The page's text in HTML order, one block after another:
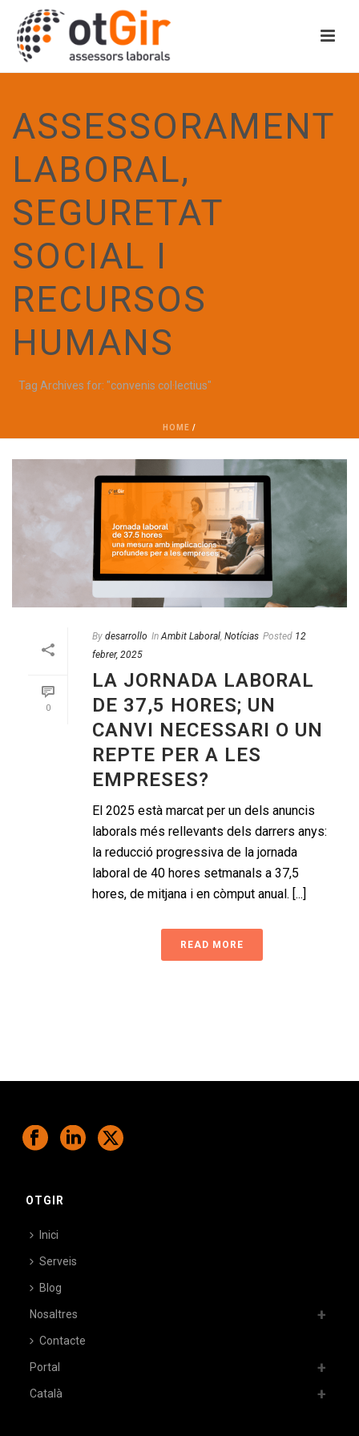
ASSESSORAMENT
LABORAL,
SEGURETAT
SOCIAL I
RECURSOS
HUMANS
Tag Archives for: "convenis col·lectius"
HOME /
0
By desarrollo In Ambit Laboral Notícias Posted 12
febrer, 2025
LA JORNADA LABORAL
DE 37,5 HORES; UN
CANVI NECESSARI O UN
REPTE PER A LES
EMPRESES?
El 2025 està marcat per un dels anuncis
laborals més rellevants dels darrers anys:
la reducció progressiva de la jornada
laboral de 40 hores setmanals a 37,5
hores, de mitjana i en còmput anual. [...]
READ MORE
OTGIR
Inici
Serveis
Blog
Nosaltres
Contacte
Portal
Català